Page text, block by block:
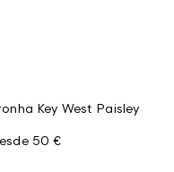
Key West Paisley
50 €